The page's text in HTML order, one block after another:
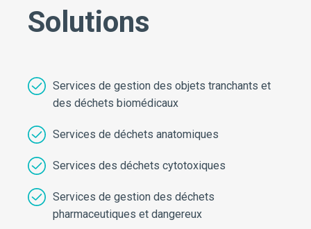
Solutions
Services de gestion des objets tranchants et
des déchets biomédicaux
Services de déchets anatomiques
Services des déchets cytotoxiques
Services de gestion des déchets
pharmaceutiques et dangereux